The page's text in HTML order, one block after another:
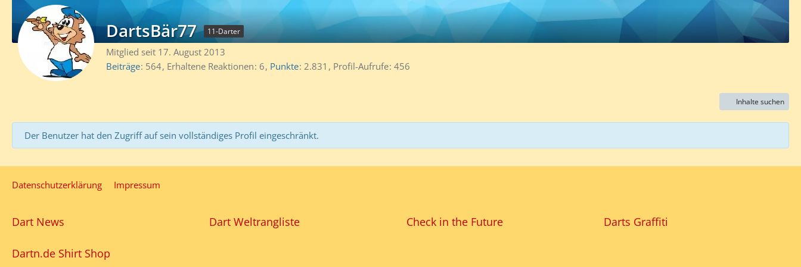
DartsBär77 11-Darter
Mitglied seit 17. August 2013
Beiträge 564 Erhaltene Reaktionen 6 Punkte 2.831 Profil-Aufrufe 456
Inhalte suchen
Der Benutzer hat den Zugriff auf sein vollständiges Profil eingeschränkt.
Datenschutzerklärung Impressum
Dart News Dart Weltrangliste Check in the Future Darts Graffiti
Dartn.de Shirt Shop